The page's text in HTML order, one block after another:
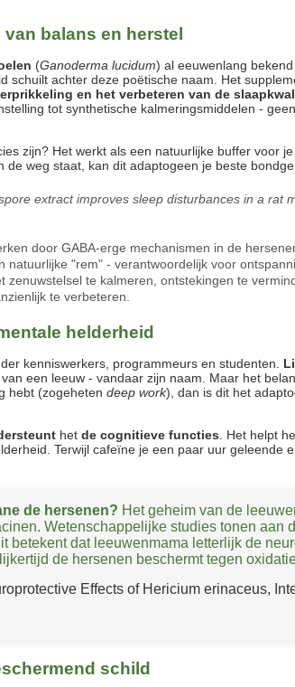
balans en herstel
(Ganoderma lucidum) al eeuwenlang
schuilt achter deze poëtische naam. Het
en het verbeteren van de
tot synthetische kalmeringsmiddelen -
zijn? Het werkt als een natuurlijke buffer voor
weg staat, kan dit adaptogeen je beste
extract improves sleep disturbances in a rat
door GABA-erge mechanismen in de
"rem" - verantwoordelijk voor
te kalmeren, ontstekingen te
te verbeteren.
helderheid
kenniswerkers, programmeurs en studenten.
een leeuw - vandaar zijn naam. Maar het
hebt (zogeheten deep work), dan is dit het
het de cognitieve functies . Het helpt
Terwijl cafeïne je een paar uur geleende
de hersenen? Het geheim van de
Wetenschappelijke studies tonen aan
betekent dat leeuwenmama letterlijk de
de hersenen beschermt tegen
Effects of Hericium erinaceus,
schild